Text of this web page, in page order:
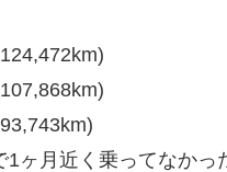
1ヶ月近く乗ってなかっ